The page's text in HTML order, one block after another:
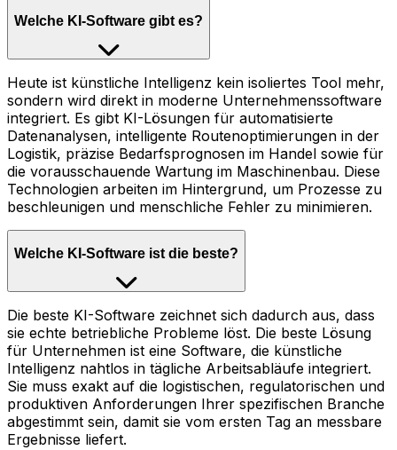
Welche KI-Software gibt es?
Heute ist künstliche Intelligenz kein isoliertes Tool mehr,
sondern wird direkt in moderne Unternehmenssoftware
integriert. Es gibt KI-Lösungen für automatisierte
Datenanalysen, intelligente Routenoptimierungen in der
Logistik, präzise Bedarfsprognosen im Handel sowie für
die vorausschauende Wartung im Maschinenbau. Diese
Technologien arbeiten im Hintergrund, um Prozesse zu
beschleunigen und menschliche Fehler zu minimieren.
Welche KI-Software ist die beste?
Die beste KI-Software zeichnet sich dadurch aus, dass
sie echte betriebliche Probleme löst. Die beste Lösung
für Unternehmen ist eine Software, die künstliche
Intelligenz nahtlos in tägliche Arbeitsabläufe integriert.
Sie muss exakt auf die logistischen, regulatorischen und
produktiven Anforderungen Ihrer spezifischen Branche
abgestimmt sein, damit sie vom ersten Tag an messbare
Ergebnisse liefert.